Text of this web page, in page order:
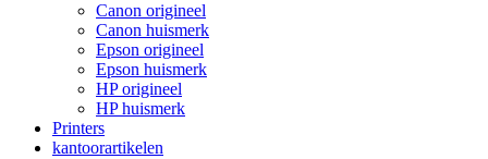
Canon origineel
Canon huismerk
Epson origineel
Epson huismerk
HP origineel
HP huismerk
Printers
kantoorartikelen